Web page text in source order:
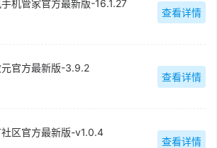
机管家官方最新版-16.1.27
查看详情
官方最新版-3.9.2
查看详情
区官方最新版-v1.0.4
查看详情